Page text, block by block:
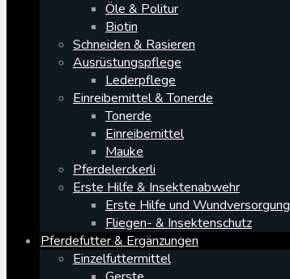
Öle & Politur
Biotin
Schneiden & Rasieren
Ausrüstungspflege
Lederpflege
Einreibemittel & Tonerde
Tonerde
Einreibemittel
Mauke
Pferdelerckerli
Erste Hilfe & Insektenabwehr
Erste Hilfe und Wundversorgung
Fliegen- & Insektenschutz
Pferdefutter & Ergänzungen
Einzelfuttermittel